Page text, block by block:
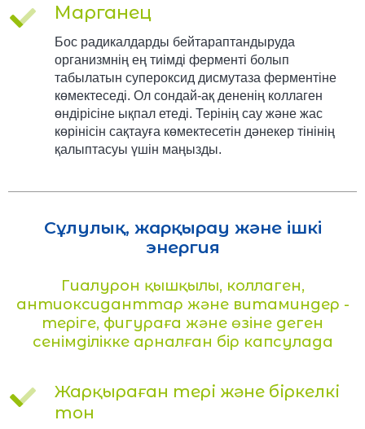
Марганец
Бос радикалдарды бейтараптандыруда
организмнің ең тиімді ферменті болып
табылатын супероксид дисмутаза ферментіне
көмектеседі. Ол сондай-ақ дененің коллаген
өндірісіне ықпал етеді. Терінің сау және жас
көрінісін сақтауға көмектесетін дәнекер тінінің
қалыптасуы үшін маңызды.
Сұлулық, жарқырау және ішкі
энергия
Гиалурон қышқылы, коллаген,
антиоксиданттар және витаминдер -
теріге, фигураға және өзіне деген
сенімділікке арналған бір капсулада
Жарқыраған тері және біркелкі
тон